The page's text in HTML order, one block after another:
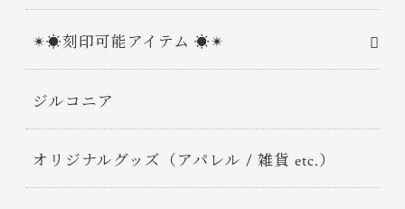
✴︎☀︎刻印可能アイテム ☀︎✴︎
ジルコニア
オリジナルグッズ（アパレル / 雑貨 etc.）